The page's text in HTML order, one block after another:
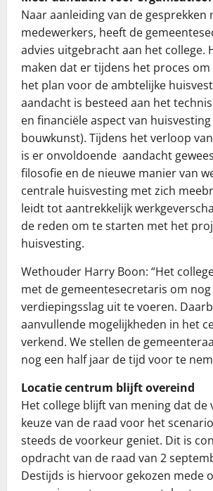
Naar aanleiding van de gesprekken
medewerkers, heeft de
advies uitgebracht aan het college.
maken dat er tijdens het proces
het plan voor de ambtelijke
aandacht is besteed aan het
en financiële aspect van
bouwkunst). Tijdens het verloop
is er onvoldoende aandacht
filosofie en de nieuwe manier van
centrale huisvesting met zich
leidt tot aantrekkelijk
de reden om te starten met het
huisvesting.
Wethouder Harry Boon: “Het
met de gemeentesecretaris om nog
verdiepingsslag uit te voeren.
aanvullende mogelijkheden in het
verkend. We stellen de
nog een half jaar de tijd voor te
Locatie centrum blijft overeind
Het college blijft van mening dat de
keuze van de raad voor het
steeds de voorkeur geniet. Dit is
opdracht van de raad van 2
Destijds is hiervoor gekozen mede